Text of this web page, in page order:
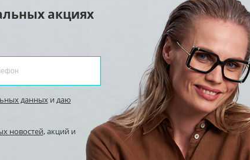
акциях
данныхидаю
новостей, акций и